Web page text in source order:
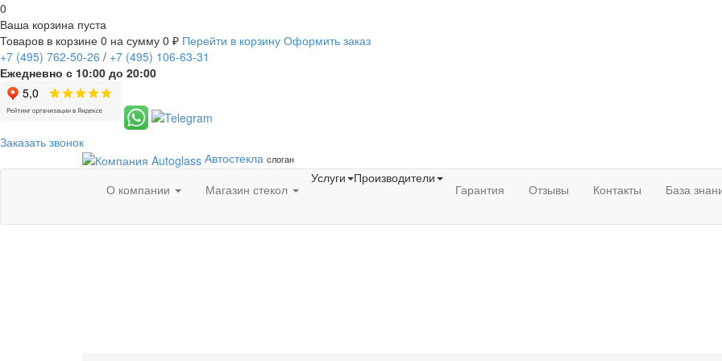
0
Ваша корзина пуста
Товаров в корзине 0 на сумму 0 ₽ Перейти в корзину Оформить заказ
+7 (495) 762-50-26 / +7 (495) 106-63-31
Ежедневно с 10:00 до 20:00
Заказать звонок
Автостекла слоган
О компании Магазин стекол
Услуги Производители
Гарантия Отзывы Контакты База